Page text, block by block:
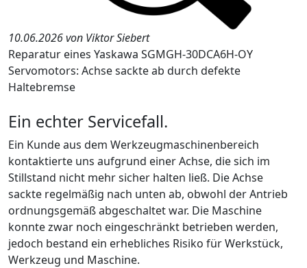
10.06.2026 von Viktor Siebert
Reparatur eines Yaskawa SGMGH-30DCA6H-OY
Servomotors: Achse sackte ab durch defekte
Haltebremse
Ein echter Servicefall.
Ein Kunde aus dem Werkzeugmaschinenbereich
kontaktierte uns aufgrund einer Achse, die sich im
Stillstand nicht mehr sicher halten ließ. Die Achse
sackte regelmäßig nach unten ab, obwohl der Antrieb
ordnungsgemäß abgeschaltet war. Die Maschine
konnte zwar noch eingeschränkt betrieben werden,
jedoch bestand ein erhebliches Risiko für Werkstück,
Werkzeug und Maschine.